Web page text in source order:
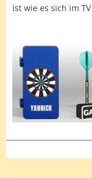
ist wie es sich im